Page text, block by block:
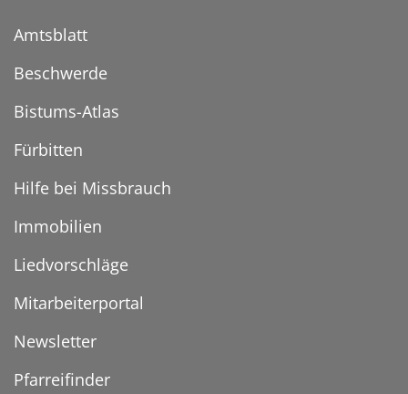
Amtsblatt
Beschwerde
Bistums-Atlas
Fürbitten
Hilfe bei Missbrauch
Immobilien
Liedvorschläge
Mitarbeiterportal
Newsletter
Pfarreifinder